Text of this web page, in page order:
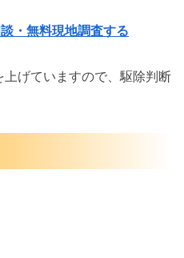
・無料現地調査する
げていますので、駆除判断